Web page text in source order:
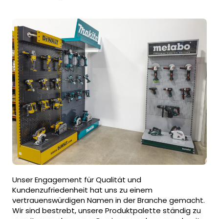
Unser Engagement für Qualität und
Kundenzufriedenheit hat uns zu einem
vertrauenswürdigen Namen in der Branche gemacht.
Wir sind bestrebt, unsere Produktpalette ständig zu